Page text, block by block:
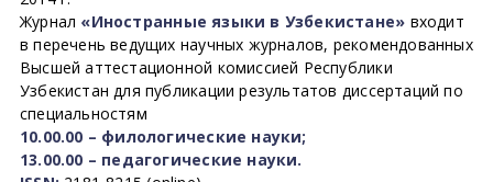
Журнал «Иностранные языки в Узбекистане» входит
в перечень ведущих научных журналов, рекомендованных
Высшей аттестационной комиссией Республики
Узбекистан для публикации результатов диссертаций по
специальностям
10.00.00 – филологические науки;
13.00.00 – педагогические науки.